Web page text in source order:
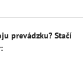
prevádzku? Stačí